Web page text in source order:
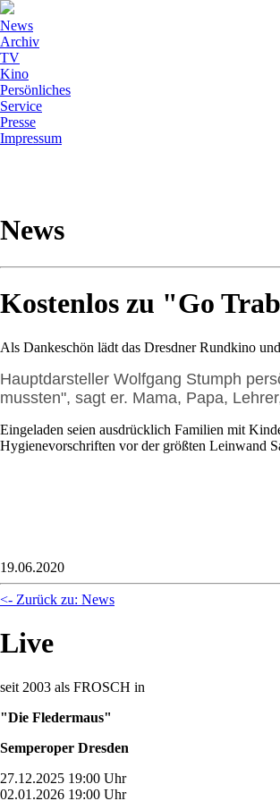
News
Archiv
TV
Kino
Persönliches
Service
Presse
Impressum
News
Kostenlos zu "Go
Als Dankeschön lädt das Dresdner Rundkino
Hauptdarsteller Wolfgang Stumph
mussten", sagt er. Mama, Papa,
Eingeladen seien ausdrücklich Familien mit
Hygienevorschriften vor der größten Leinwand
19.06.2020
<- Zurück zu: News
Live
seit 2003 als FROSCH in
"Die Fledermaus"
Semperoper Dresden
27.12.2025 19:00 Uhr
02.01.2026 19:00 Uhr